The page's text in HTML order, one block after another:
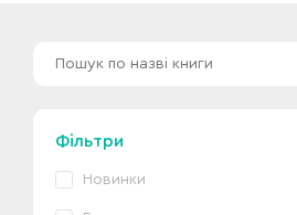
Фільтри
Новинки